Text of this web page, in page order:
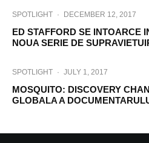
SPOTLIGHT · DECEMBER 12, 2017
ED STAFFORD SE INTOARCE
NOUA SERIE DE
SPOTLIGHT · JULY 1, 2017
MOSQUITO: DISCOVERY
GLOBALA A